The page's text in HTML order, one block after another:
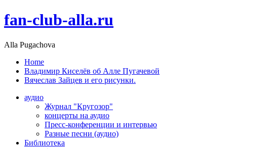
fan-club-alla.ru
Alla Pugachova
Home
Владимир Киселёв об Алле Пугачевой
Вячеслав Зайцев и его рисунки.
аудио
Журнал "Кругозор"
концерты на аудио
Пресс-конференции и интервью
Разные песни (аудио)
Библиотека